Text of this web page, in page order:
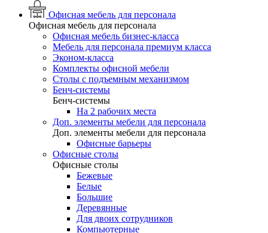
Офисная мебель для персонала
Офисная мебель для персонала
Офисная мебель бизнес-класса
Мебель для персонала премиум класса
Эконом-класса
Комплекты офисной мебели
Столы с подъемным механизмом
Бенч-системы
Бенч-системы
На 2 рабочих места
Доп. элементы мебели для персонала
Доп. элементы мебели для персонала
Офисные барьеры
Офисные столы
Офисные столы
Бежевые
Белые
Большие
Деревянные
Для двоих сотрудников
Компьютерные